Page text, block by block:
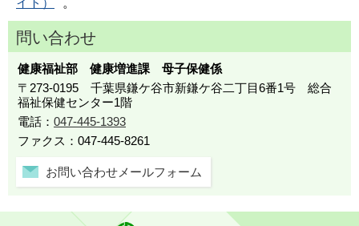
イト）
。
問い合わせ
健康福祉部 健康増進課 母子保健係
〒273-0195 千葉県鎌ケ谷市新鎌ケ谷二丁目6番1号 総合
福祉保健センター1階
電話： 047-445-1393
ファクス：047-445-8261
お問い合わせメールフォーム